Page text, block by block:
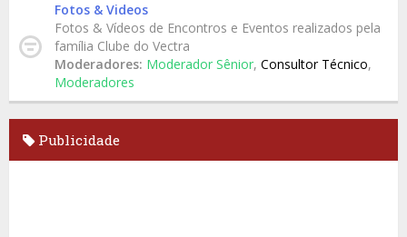
Fotos & Videos
Fotos & Vídeos de Encontros e Eventos realizados pela
família Clube do Vectra
Moderadores: Moderador Sênior, Consultor Técnico,
Moderadores
Publicidade